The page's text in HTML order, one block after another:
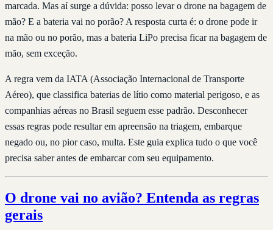
marcada. Mas aí surge a dúvida: posso levar o drone na bagagem de
mão? E a bateria vai no porão? A resposta curta é: o drone pode ir
na mão ou no porão, mas a bateria LiPo precisa ficar na bagagem de
mão, sem exceção.
A regra vem da IATA (Associação Internacional de Transporte
Aéreo), que classifica baterias de lítio como material perigoso, e as
companhias aéreas no Brasil seguem esse padrão. Desconhecer
essas regras pode resultar em apreensão na triagem, embarque
negado ou, no pior caso, multa. Este guia explica tudo o que você
precisa saber antes de embarcar com seu equipamento.
O drone vai no avião? Entenda as regras
gerais